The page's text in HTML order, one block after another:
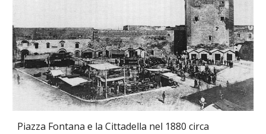
Piazza Fontana e la Cittadella nel 1880 circa